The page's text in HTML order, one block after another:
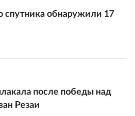
спутника обнаружили 17
после победы над
Резаи